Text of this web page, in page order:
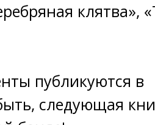
клятва»,
публикуются в
следующая